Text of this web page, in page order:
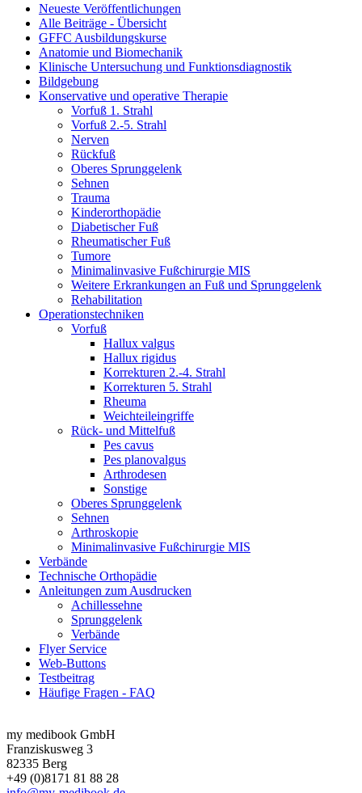
Neueste Veröffentlichungen
Alle Beiträge - Übersicht
GFFC Ausbildungskurse
Anatomie und Biomechanik
Klinische Untersuchung und Funktionsdiagnostik
Bildgebung
Konservative und operative Therapie
Vorfuß 1. Strahl
Vorfuß 2.-5. Strahl
Nerven
Rückfuß
Oberes Sprunggelenk
Sehnen
Trauma
Kinderorthopädie
Diabetischer Fuß
Rheumatischer Fuß
Tumore
Minimalinvasive Fußchirurgie MIS
Weitere Erkrankungen an Fuß und Sprunggelenk
Rehabilitation
Operations­techniken
Vorfuß
Hallux valgus
Hallux rigidus
Korrekturen 2.-4. Strahl
Korrekturen 5. Strahl
Rheuma
Weichteileingriffe
Rück- und Mittelfuß
Pes cavus
Pes planovalgus
Arthrodesen
Sonstige
Oberes Sprunggelenk
Sehnen
Arthroskopie
Minimalinvasive Fußchirurgie MIS
Verbände
Technische Orthopädie
Anleitungen zum Ausdrucken
Achillessehne
Sprunggelenk
Verbände
Flyer Service
Web-Buttons
Testbeitrag
Häufige Fragen - FAQ
my medibook GmbH
Franziskusweg 3
82335 Berg
+49 (0)8171 81 88 28